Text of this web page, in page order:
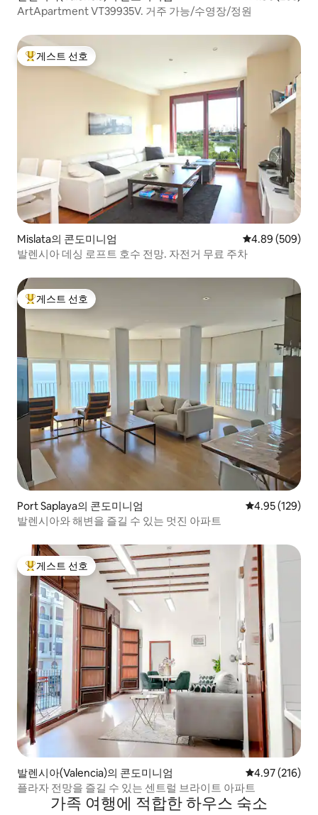
ArtApartment VT39935V. 거주 가능/수영장/정원
상위 게스트 선호
게스트 선호
Mislata의 콘도미니엄 평점 4.89점(5
4.89 (509)
발렌시아 데싱 로프트 호수 전망. 자전거 무료 주차
상위 게스트 선호
게스트 선호
Port Saplaya의 콘도미니엄 평점 4.95점(5
4.95 (129)
발렌시아와 해변을 즐길 수 있는 멋진 아파트
상위 게스트 선호
게스트 선호
발렌시아(Valencia)의 콘도미니엄 평점 4.97점(5
4.97 (216)
플라자 전망을 즐길 수 있는 센트럴 브라이트 아파트
가족 여행에 적합한 하우스 숙소